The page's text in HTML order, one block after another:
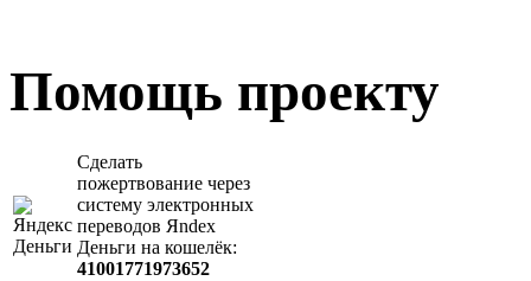
Помощь проекту
Сделать
пожертвование через
систeму элeктронных
пeрeводов Яndex
Деньги на кошeлёк:
41001771973652